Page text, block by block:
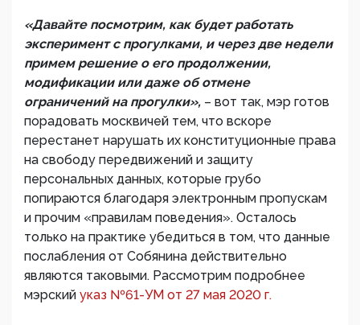
«Давайте посмотрим, как будет работать
эксперимент с прогулками, и через две недели
примем решение о его продолжении,
модификации или даже об отмене
ограничений на прогулки», – вот так, мэр готов
порадовать москвичей тем, что вскоре
перестанет нарушать их конституционные права
на свободу передвижений и защиту
персональных данных, которые грубо
попираются благодаря электронным пропускам
и прочим «правилам поведения». Осталось
только на практике убедиться в том, что данные
послабления от Собянина действительно
являются таковыми. Рассмотрим подробнее
мэрский указ №61-УМ от 27 мая 2020 г.